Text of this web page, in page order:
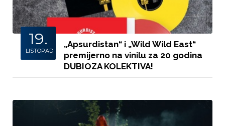
19.
LISTOPAD
„Apsurdistan“ i „Wild Wild East“
premijerno na vinilu za 20 godina
DUBIOZA KOLEKTIVA!